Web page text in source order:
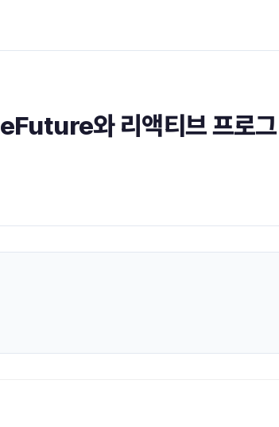
와 리액티브 프로그